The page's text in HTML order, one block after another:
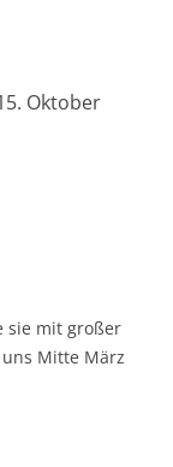
Oktober
sie mit großer
Mitte März